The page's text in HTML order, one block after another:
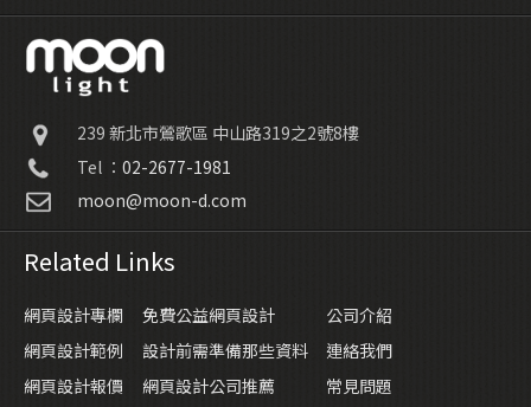
239 新北市鶯歌區 中山路319之2號8樓
Tel ： 02-2677-1981
moon@moon-d.com
Related Links
網頁設計專欄 免費公益網頁設計
公司介紹
網頁設計範例
設計前需準備那些資料
連絡我們
網頁設計報價
網頁設計公司推薦
常見問題